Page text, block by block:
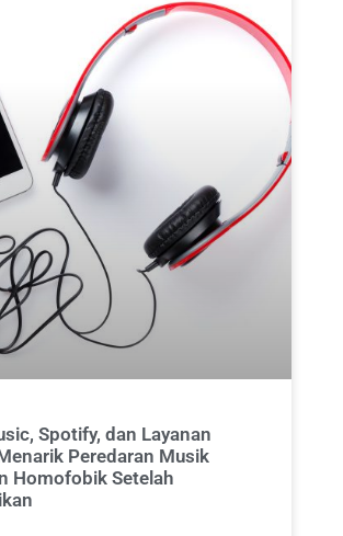
Spotify, dan Layanan
Peredaran Musik
Homofobik Setelah